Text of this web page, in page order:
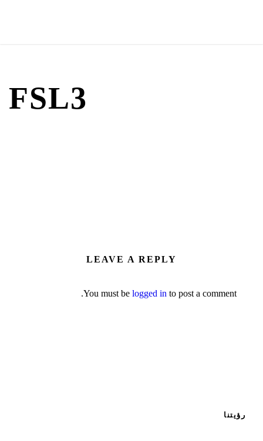
FSL3
LEAVE A REPLY
You must be logged in to post a comment.
رؤيتنا